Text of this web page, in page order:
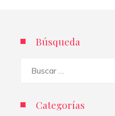
Búsqueda
Categorías